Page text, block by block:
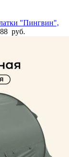
"Пингвин",
руб.